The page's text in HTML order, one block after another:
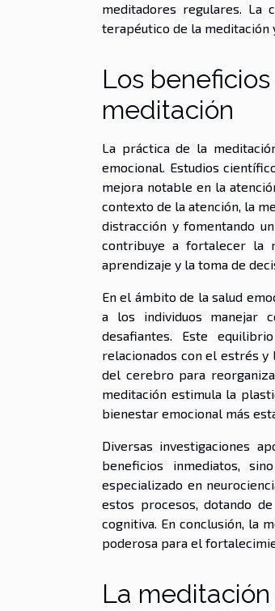
meditadores regulares. La
terapéutico de la meditación
Los
meditación
La práctica de la
emocional. Estudios
mejora notable en la
contexto de la atención, la
distracción y fomentando
contribuye a fortalecer la
aprendizaje y la toma de
En el ámbito de la salud
a los individuos manejar
desafiantes. Este
relacionados con el estrés y
del cerebro para
meditación estimula la
bienestar emocional más
Diversas investigaciones
beneficios inmediatos,
especializado en
estos procesos, dotando
cognitiva. En conclusión, la
poderosa para el
La